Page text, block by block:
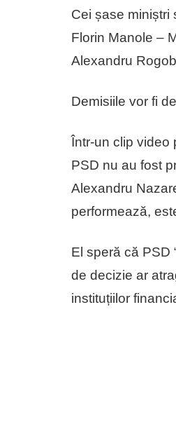
Cei șase miniștri
Florin Manole –
Alexandru
Demisiile vor fi
Într-un clip video
PSD nu au fost
Alexandru
performează,
El speră că PSD
de decizie ar
instituțiilor